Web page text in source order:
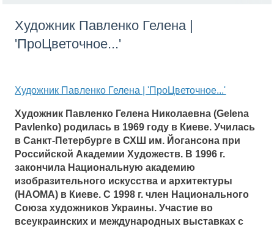
​Художник Павленко Гелена |
'ПроЦветочное...'
Художник Павленко Гелена | 'ПроЦветочное...'
Художник Павленко Гелена Николаевна (Gelena
Pavlenko) родилась в 1969 году в Киеве. Училась
в Санкт-Петербурге в СХШ им. Йогансона при
Российской Академии Художеств. В 1996 г.
закончила Национальную академию
изобразительного искусства и архитектуры
(НАОМА) в Киеве. С 1998 г. член Национального
Союза художников Украины. Участие во
всеукраинских и международных выставках с